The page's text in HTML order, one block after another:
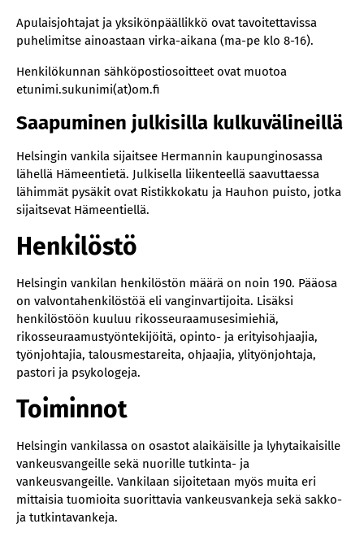
Apulaisjohtajat ja yksikönpäällikkö ovat tavoitettavissa
puhelimitse ainoastaan virka-aikana (ma-pe klo 8-16).
Henkilökunnan sähköpostiosoitteet ovat muotoa
etunimi.sukunimi(at)om.fi
Saapuminen julkisilla kulkuvälineillä
‍Helsingin vankila sijaitsee Hermannin kaupunginosassa
lähellä Hämeentietä. Julkisella liikenteellä saavuttaessa
lähimmät pysäkit ovat Ristikkokatu ja Hauhon puisto, jotka
sijaitsevat Hämeentiellä.
Henkilöstö
Helsingin vankilan henkilöstön määrä on noin 190. Pääosa
on valvontahenkilöstöä eli vanginvartijoita. Lisäksi
henkilöstöön kuuluu rikosseuraamusesimiehiä,
rikosseuraamustyöntekijöitä, opinto- ja erityisohjaajia,
työnjohtajia, talousmestareita, ohjaajia, ylityönjohtaja,
pastori ja psykologeja.
Toiminnot
Helsingin vankilassa on osastot alaikäisille ja lyhytaikaisille
vankeusvangeille sekä nuorille tutkinta- ja
vankeusvangeille. Vankilaan sijoitetaan myös muita eri
mittaisia tuomioita suorittavia vankeusvankeja sekä sakko-
ja tutkintavankeja.